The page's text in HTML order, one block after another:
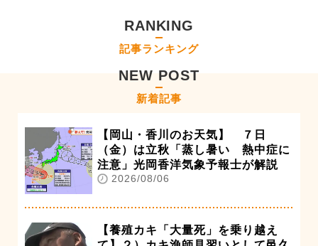
RANKING
記事ランキング
NEW POST
新着記事
【岡山・香川のお天気】 ７日
（金）は立秋「蒸し暑い 熱中症に
注意」光岡香洋気象予報士が解説
2026/08/06
【養殖カキ「大量死」を乗り越え